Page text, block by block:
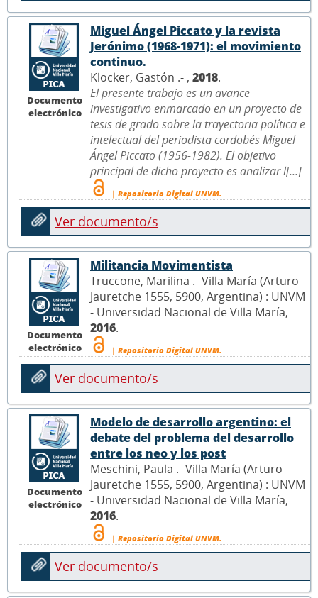
Documento
electrónico
Miguel Ángel Piccato y la revista
Jerónimo (1968-1971): el movimiento
continuo.
Klocker, Gastón .- , 2018.
El presente trabajo es un avance
investigativo enmarcado en un proyecto de
tesis de grado sobre la trayectoria política e
intelectual del periodista cordobés Miguel
Ángel Piccato (1956-1982). El objetivo
principal de dicho proyecto es analizar l[...]
| Repositorio Digital UNVM.
Ver documento/s
Documento
electrónico
Militancia Movimentista
Truccone, Marilina .- Villa María (Arturo
Jauretche 1555, 5900, Argentina) : UNVM
- Universidad Nacional de Villa María,
2016.
| Repositorio Digital UNVM.
Ver documento/s
Documento
electrónico
Modelo de desarrollo argentino: el
debate del problema del desarrollo
entre los neo y los post
Meschini, Paula .- Villa María (Arturo
Jauretche 1555, 5900, Argentina) : UNVM
- Universidad Nacional de Villa María,
2016.
| Repositorio Digital UNVM.
Ver documento/s